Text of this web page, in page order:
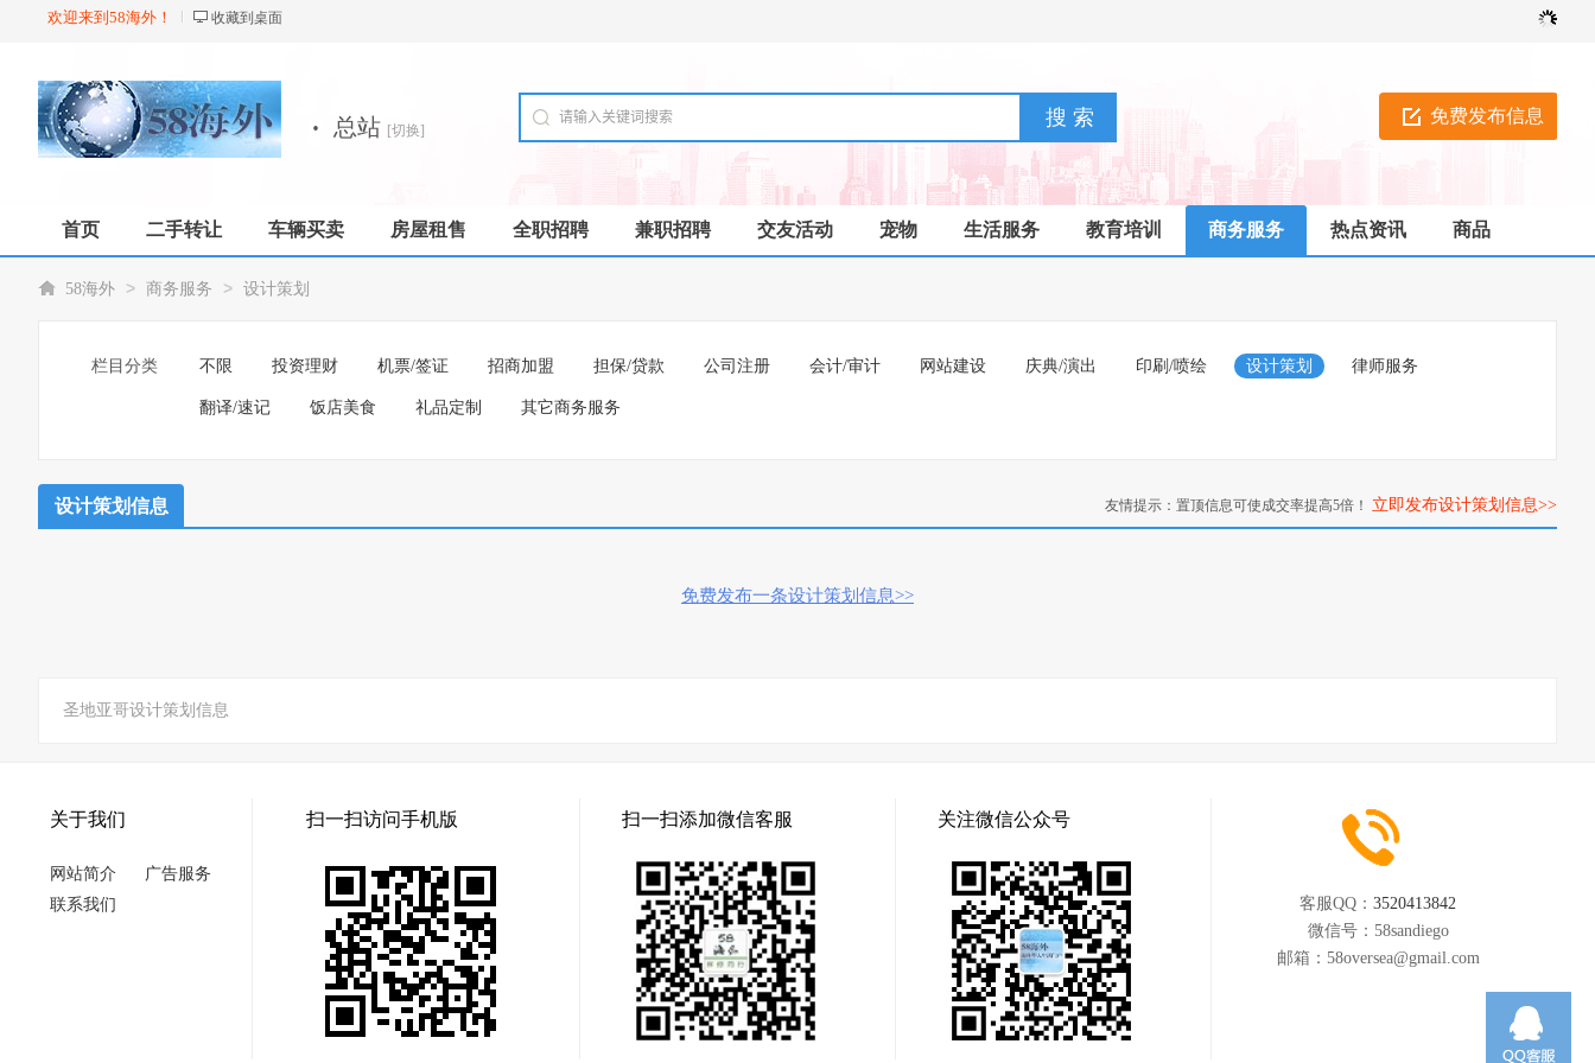
欢迎来到58海外！ 收藏到桌面
免费发布信息
· 总站 [切换]
首页 二手转让 车辆买卖 房屋租售 全职招聘 兼职招聘 交友活动 宠物 生活服务 教育培训 商务服务 热点资讯 商品
店铺
58海外 > 商务服务 > 设计策划
栏目分类 不限 投资理财 机票/签证 招商加盟 担保/贷款 公司注册 会计/审计 网站建设 庆典/演出 印刷/喷绘 设计策划 律师服务
翻译/速记 饭店美食 礼品定制 其它商务服务
设计策划信息 友情提示：置顶信息可使成交率提高5倍！ 立即发布设计策划信息>>
免费发布一条设计策划信息>>
圣地亚哥设计策划信息
关于我们
网站简介
广告服务
联系我们
扫一扫访问手机版 扫一扫添加微信客服 关注微信公众号
客服QQ： 3520413842
微信号： 58sandiego
邮箱： 58oversea@gmail.com